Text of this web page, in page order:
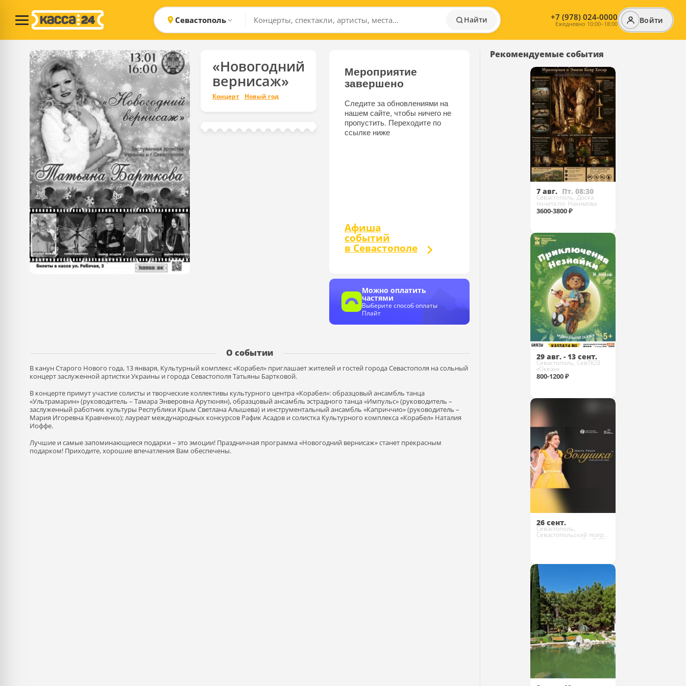
Севастополь Найти +7 (978) 024-0000
Ежедневно 10:00–18:00 Войти
«Новогодний
вернисаж»
Концерт Новый год
Мероприятие
завершено
Следите за обновлениями на
нашем сайте, чтобы ничего не
пропустить. Переходите по
ссылке ниже
Афиша
событий
в Севастополе
Можно оплатить
частями
Выберите способ оплаты
Плайт
О событии
В канун Старого Нового года, 13 января, Культурный комплекс «Корабел» приглашает жителей и гостей города Севастополя на сольный
концерт заслуженной артистки Украины и города Севастополя Татьяны Бартковой.
В концерте примут участие солисты и творческие коллективы культурного центра «Корабел»: образцовый ансамбль танца
«Ультрамарин» (руководитель – Тамара Энверовна Арутюнян), образцовый ансамбль эстрадного танца «Импульс» (руководитель –
заслуженный работник культуры Республики Крым Светлана Алышева) и инструментальный ансамбль «Каприччио» (руководитель –
Мария Игоревна Кравченко); лауреат международных конкурсов Рафик Асадов и солистка Культурного комплекса «Корабел» Наталия
Иоффе.
Лучшие и самые запоминающиеся подарки – это эмоции! Праздничная программа «Новогодний вернисаж» станет прекрасным
подарком! Приходите, хорошие впечатления Вам обеспечены.
Рекомендуемые события
7 авг. Пт. 08:30
Севастополь, Доска
почета пл. Нахимова
3600-3800 ₽
Купить
29 авг. - 13 сент.
Севастополь, СевТЮЗ
«Океан»
800-1200 ₽
26 сент.
Севастополь,
Севастопольский театр
юного зрителя (СевТЮЗ)
Купить